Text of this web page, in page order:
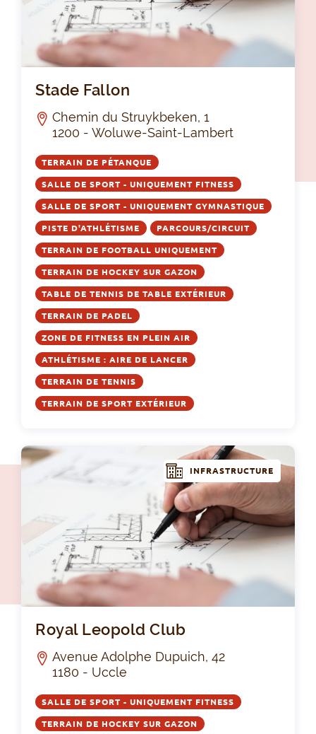
Stade Fallon
Chemin du Struykbeken, 1
1200 - Woluwe-Saint-Lambert
TERRAIN DE PÉTANQUE
SALLE DE SPORT - UNIQUEMENT FITNESS
SALLE DE SPORT - UNIQUEMENT GYMNASTIQUE
PISTE D'ATHLÉTISME PARCOURS/CIRCUIT
TERRAIN DE FOOTBALL UNIQUEMENT
TERRAIN DE HOCKEY SUR GAZON
TABLE DE TENNIS DE TABLE EXTÉRIEUR
TERRAIN DE PADEL
ZONE DE FITNESS EN PLEIN AIR
ATHLÉTISME : AIRE DE LANCER
TERRAIN DE TENNIS
TERRAIN DE SPORT EXTÉRIEUR
INFRASTRUCTURE
Royal Leopold Club
Avenue Adolphe Dupuich, 42
1180 - Uccle
SALLE DE SPORT - UNIQUEMENT FITNESS
TERRAIN DE HOCKEY SUR GAZON